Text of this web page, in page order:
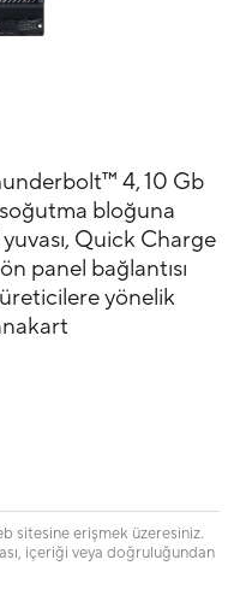
4, 10 Gb
bloğuna
Quick Charge
panel bağlantısı
yönelik
sitesine erişmek üzeresiniz.
içeriği veya doğruluğundan